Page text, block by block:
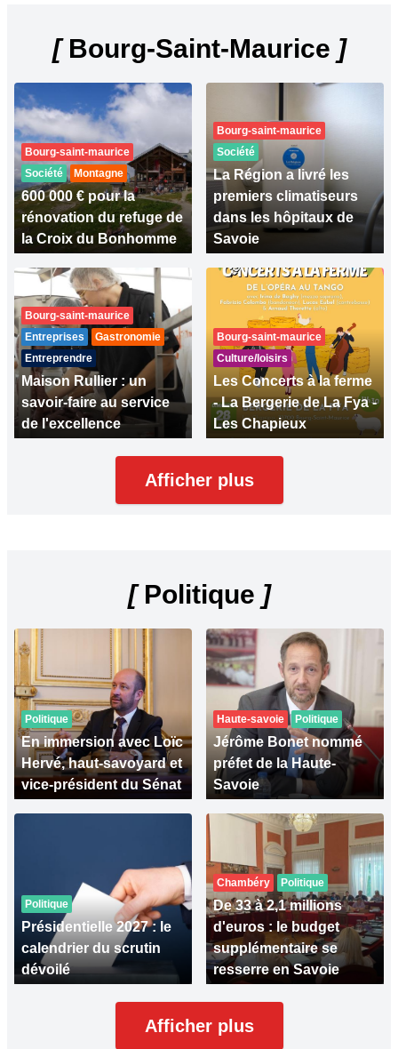
[Bourg-Saint-Maurice ]
Bourg-saint-maurice
Société
Montagne
600 000 € pour la
rénovation du refuge de
la Croix du Bonhomme
Bourg-saint-maurice
Société
La Région a livré les
premiers climatiseurs
dans les hôpitaux de
Savoie
Bourg-saint-maurice
Entreprises
Gastronomie
Entreprendre
Maison Rullier : un
savoir-faire au service
de l'excellence
Bourg-saint-maurice
Culture/loisirs
Les Concerts à la ferme
- La Bergerie de La Fya -
Les Chapieux
Afficher plus
[Politique ]
Politique
En immersion avec Loïc
Hervé, haut-savoyard et
vice-président du Sénat
Haute-savoie Politique
Jérôme Bonet nommé
préfet de la Haute-
Savoie
Politique
Présidentielle 2027 : le
calendrier du scrutin
dévoilé
Chambéry Politique
De 33 à 2,1 millions
d'euros : le budget
supplémentaire se
resserre en Savoie
Afficher plus